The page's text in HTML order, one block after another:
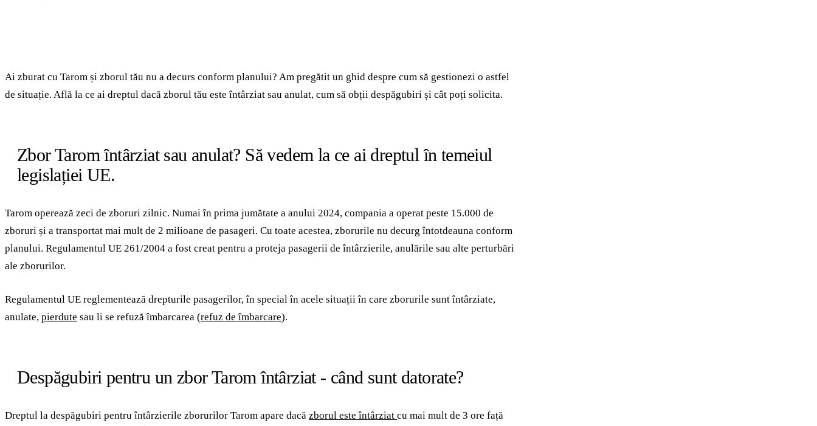
Ai zburat cu Tarom și zborul tău nu a decurs conform planului? Am pregătit un ghid despre cum să gestionezi o astfel
de situație. Află la ce ai dreptul dacă zborul tău este întârziat sau anulat, cum să obții despăgubiri și cât poți solicita.
Zbor Tarom întârziat sau anulat? Să vedem la ce ai dreptul în temeiul
legislației UE.
Tarom operează zeci de zboruri zilnic. Numai în prima jumătate a anului 2024, compania a operat peste 15.000 de
zboruri și a transportat mai mult de 2 milioane de pasageri. Cu toate acestea, zborurile nu decurg întotdeauna conform
planului. Regulamentul UE 261/2004 a fost creat pentru a proteja pasagerii de întârzierile, anulările sau alte perturbări
ale zborurilor.
Regulamentul UE reglementează drepturile pasagerilor, în special în acele situații în care zborurile sunt întârziate,
anulate, pierdute sau li se refuză îmbarcarea (refuz de îmbarcare).
Despăgubiri pentru un zbor Tarom întârziat - când sunt datorate?
Dreptul la despăgubiri pentru întârzierile zborurilor Tarom apare dacă zborul este întârziat cu mai mult de 3 ore față